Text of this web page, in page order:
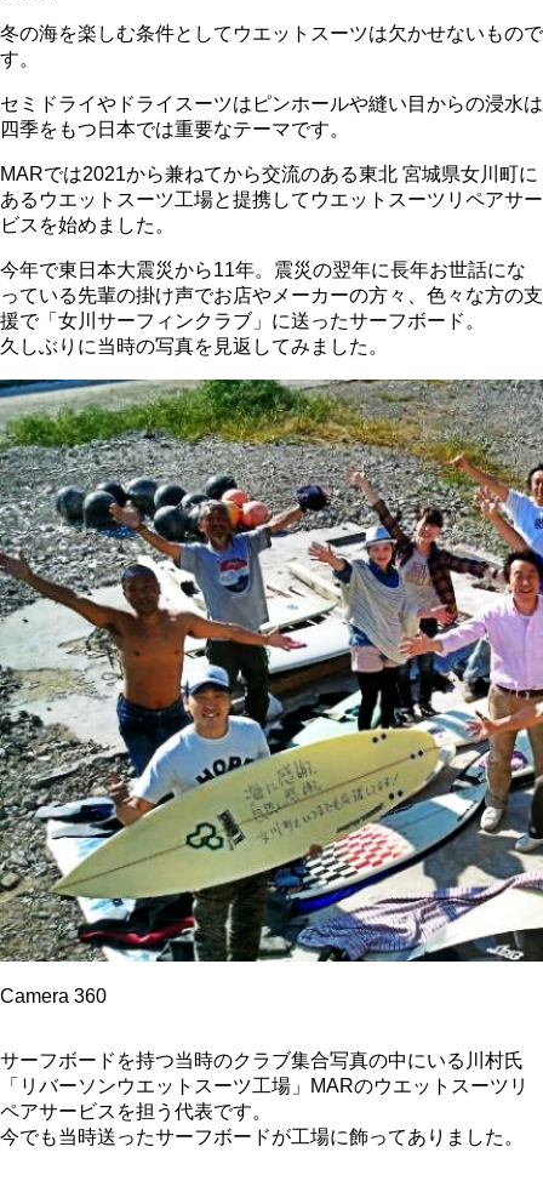
冬の海を楽しむ条件としてウエットスーツは欠かせないもので
す。
セミドライやドライスーツはピンホールや縫い目からの浸水は
四季をもつ日本では重要なテーマです。
MARでは2021から兼ねてから交流のある東北 宮城県女川町に
あるウエットスーツ工場と提携してウエットスーツリペアサー
ビスを始めました。
今年で東日本大震災から11年。震災の翌年に長年お世話にな
っている先輩の掛け声でお店やメーカーの方々、色々な方の支
援で「女川サーフィンクラブ」に送ったサーフボード。
久しぶりに当時の写真を見返してみました。
Camera 360
サーフボードを持つ当時のクラブ集合写真の中にいる川村氏
「リバーソンウエットスーツ工場」MARのウエットスーツリ
ペアサービスを担う代表です。
今でも当時送ったサーフボードが工場に飾ってありました。